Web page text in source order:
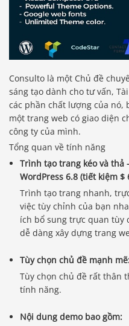
Consulto là một Chủ đề
sáng tạo dành cho tư vấn,
các phần chất lượng của nó,
một trang web có giao diện
công ty của mình.
Tổng quan về tính năng
Trình tạo trang kéo và thả
WordPress 6.8 (tiết kiệm $
Trình tạo trang nhanh,
việc tùy chỉnh của bạn
ích bổ sung trực quan tùy
dễ dàng xây dựng trang
Tùy chọn chủ đề mạnh
Tùy chọn chủ đề rất thân
tính năng.
Nội dung demo bao gồm: